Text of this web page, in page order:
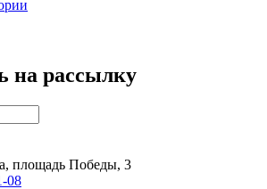
на рассылку
площадь Победы, 3
08